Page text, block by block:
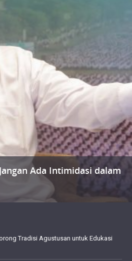
Ada Intimidasi dalam
Tradisi Agustusan untuk Edukasi